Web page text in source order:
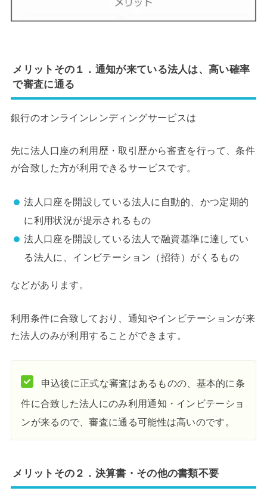
メリットその１．通知が来ている法人は、高い確率
で審査に通る
銀行のオンラインレンディングサービスは
先に法人口座の利用歴・取引歴から審査を行って、条件
が合致した方が利用できるサービスです。
法人口座を開設している法人に自動的、かつ定期的
に利用状況が提示されるもの
法人口座を開設している法人で融資基準に達してい
る法人に、インビテーション（招待）がくるもの
などがあります。
利用条件に合致しており、通知やインビテーションが来
た法人のみが利用することができます。
申込後に正式な審査はあるものの、基本的に条
件に合致した法人にのみ利用通知・インビテーショ
ンが来るので、審査に通る可能性は高いのです。
メリットその２．決算書・その他の書類不要